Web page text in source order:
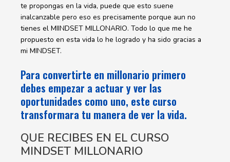
te propongas en la vida, puede que esto suene
inalcanzable pero eso es precisamente porque aun no
tienes el MIINDSET MILLONARIO. Todo lo que me he
propuesto en esta vida lo he logrado y ha sido gracias a
mi MINDSET.
Para convertirte en millonario primero
debes empezar a actuar y ver las
oportunidades como uno, este curso
transformara tu manera de ver la vida.
QUE RECIBES EN EL CURSO
MINDSET MILLONARIO